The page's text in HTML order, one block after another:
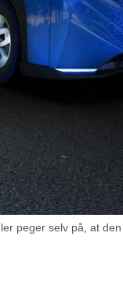
peger selv på, at